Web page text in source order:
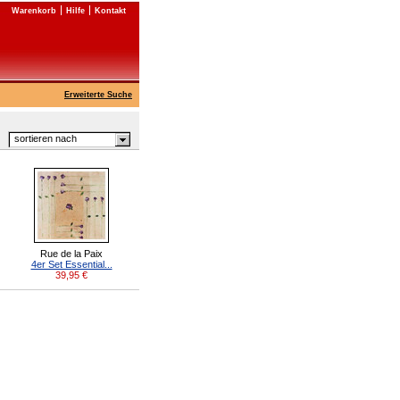
Warenkorb Hilfe Kontakt
Erweiterte Suche
sortieren nach
Rue de la Paix
4er Set Essential...
39,95 €